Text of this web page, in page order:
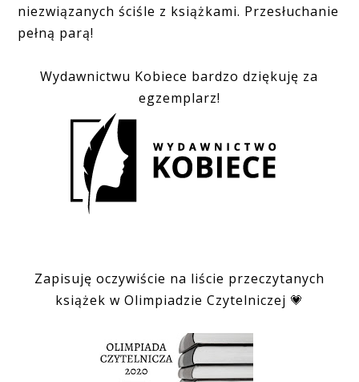
niezwiązanych ściśle z książkami. Przesłuchanie
pełną parą!
Wydawnictwu Kobiece bardzo dziękuję za
egzemplarz!
Zapisuję oczywiście na liście przeczytanych
książek w Olimpiadzie Czytelniczej 💗